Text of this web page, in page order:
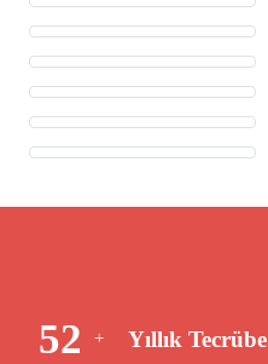
54 + Yıllık Tecrübe